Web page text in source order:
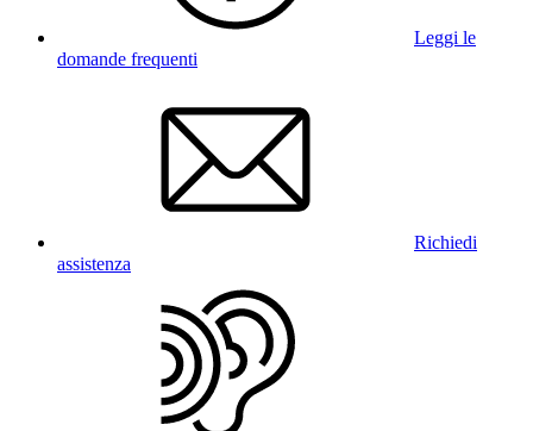
Leggi le
domande frequenti
Richiedi
assistenza